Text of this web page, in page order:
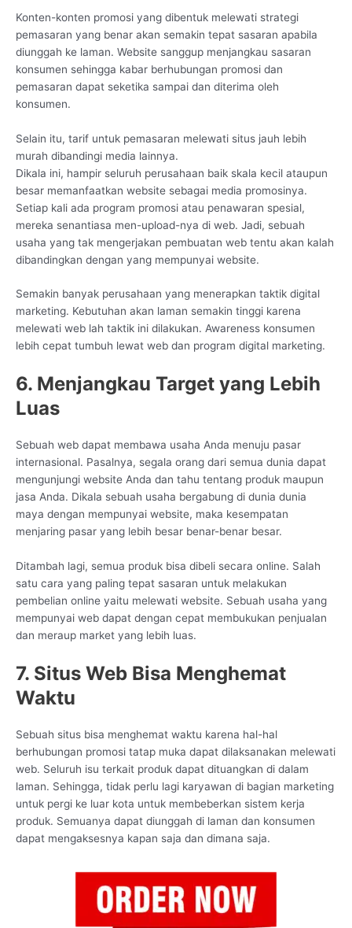
Konten-konten promosi yang dibentuk melewati strategi
pemasaran yang benar akan semakin tepat sasaran apabila
diunggah ke laman. Website sanggup menjangkau sasaran
konsumen sehingga kabar berhubungan promosi dan
pemasaran dapat seketika sampai dan diterima oleh
konsumen.
Selain itu, tarif untuk pemasaran melewati situs jauh lebih
murah dibandingi media lainnya.
Dikala ini, hampir seluruh perusahaan baik skala kecil ataupun
besar memanfaatkan website sebagai media promosinya.
Setiap kali ada program promosi atau penawaran spesial,
mereka senantiasa men-upload-nya di web. Jadi, sebuah
usaha yang tak mengerjakan pembuatan web tentu akan kalah
dibandingkan dengan yang mempunyai website.
Semakin banyak perusahaan yang menerapkan taktik digital
marketing. Kebutuhan akan laman semakin tinggi karena
melewati web lah taktik ini dilakukan. Awareness konsumen
lebih cepat tumbuh lewat web dan program digital marketing.
6. Menjangkau Target yang Lebih
Luas
Sebuah web dapat membawa usaha Anda menuju pasar
internasional. Pasalnya, segala orang dari semua dunia dapat
mengunjungi website Anda dan tahu tentang produk maupun
jasa Anda. Dikala sebuah usaha bergabung di dunia dunia
maya dengan mempunyai website, maka kesempatan
menjaring pasar yang lebih besar benar-benar besar.
Ditambah lagi, semua produk bisa dibeli secara online. Salah
satu cara yang paling tepat sasaran untuk melakukan
pembelian online yaitu melewati website. Sebuah usaha yang
mempunyai web dapat dengan cepat membukukan penjualan
dan meraup market yang lebih luas.
7. Situs Web Bisa Menghemat
Waktu
Sebuah situs bisa menghemat waktu karena hal-hal
berhubungan promosi tatap muka dapat dilaksanakan melewati
web. Seluruh isu terkait produk dapat dituangkan di dalam
laman. Sehingga, tidak perlu lagi karyawan di bagian marketing
untuk pergi ke luar kota untuk membeberkan sistem kerja
produk. Semuanya dapat diunggah di laman dan konsumen
dapat mengaksesnya kapan saja dan dimana saja.